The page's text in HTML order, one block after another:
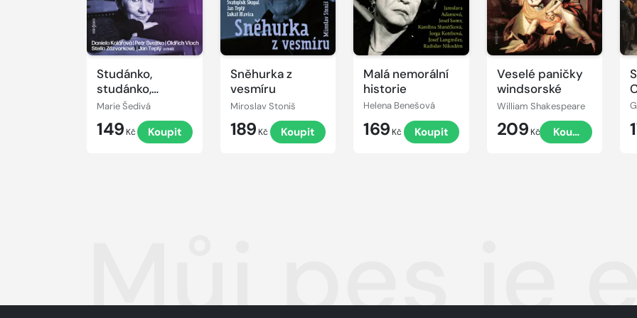
Studánko,
studánko,
hluboká...
Marie Šedivá
149 Kč Koupit
Sněhurka z
vesmíru
Miroslav Stoniš
189 Kč Koupit
Malá nemorální
historie
Helena Benešová
169 Kč Koupit
Veselé paničky
windsorské
William Shakespeare
209 Kč Koupit
Můj pes je